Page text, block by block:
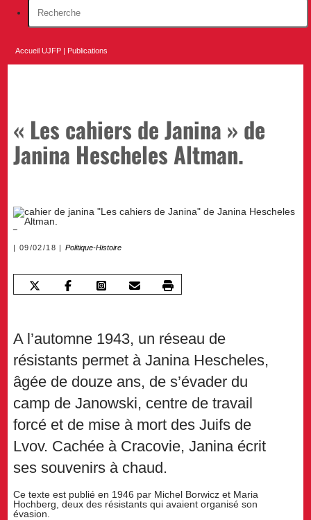
Accueil UJFP Publications
« Les cahiers de Janina » de
Janina Hescheles Altman.
09/02/18 Politique-Histoire
A l’automne 1943, un réseau de
résistants permet à Janina Hescheles,
âgée de douze ans, de s’évader du
camp de Janowski, centre de travail
forcé et de mise à mort des Juifs de
Lvov. Cachée à Cracovie, Janina écrit
ses souvenirs à chaud.
Ce texte est publié en 1946 par Michel Borwicz et Maria
Hochberg, deux des résistants qui avaient organisé son
évasion.